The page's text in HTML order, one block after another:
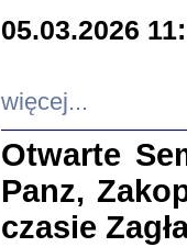
05.03.2026
więcej...
Otwarte
Panz,
czasie